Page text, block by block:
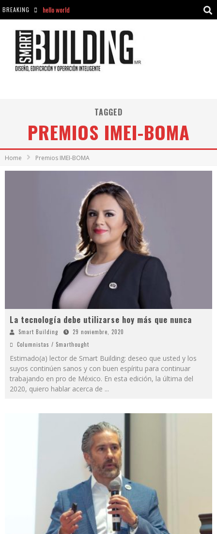
BREAKING
hello world
hello world
TAGGED
PREMIOS IMEI-BOMA
Home Premios IMEI-BOMA
La tecnología debe utilizarse hoy más que nunca
Smart Building
29 noviembre, 2020
Columnistas / Smarthought
Estimado(a) lector de Smart Building: deseo que usted y los
suyos continúen sanos y con buen espíritu para continuar
trabajando en pro de México. En esta edición, la última del
2020, quiero hablar acerca de ...